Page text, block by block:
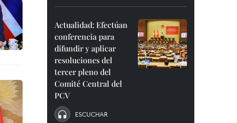
Actualidad: Efectúan
conferencia para
difundir y aplicar
resoluciones del
tercer pleno del
Comité Central del
PCV
ESCUCHAR